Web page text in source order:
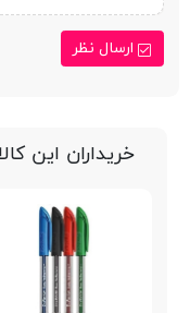
ارسال نظر
خریداران این